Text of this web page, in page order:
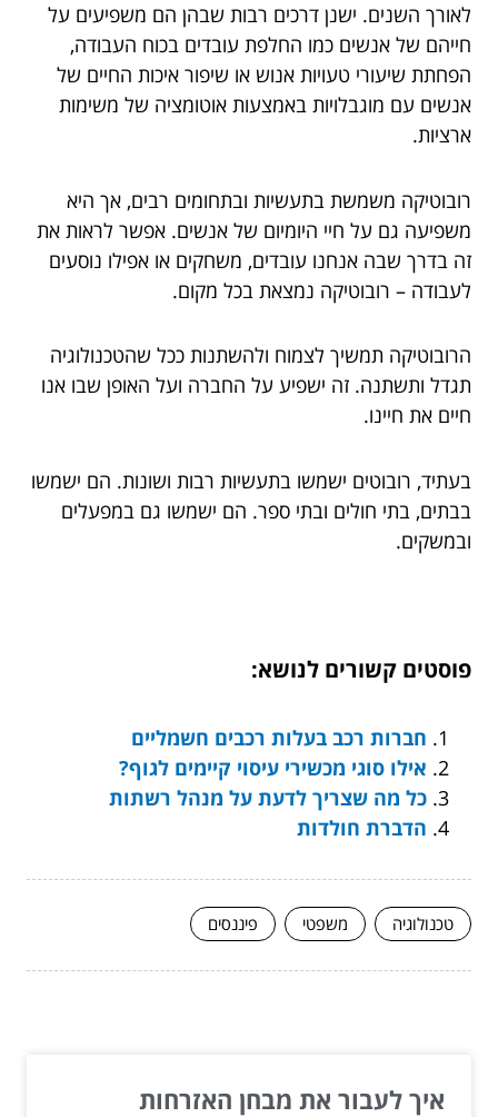
לאורך השנים. ישנן דרכים רבות שבהן הם משפיעים על
חייהם של אנשים כמו החלפת עובדים בכוח העבודה,
הפחתת שיעורי טעויות אנוש או שיפור איכות החיים של
אנשים עם מוגבלויות באמצעות אוטומציה של משימות
ארציות.
רובוטיקה משמשת בתעשיות ובתחומים רבים, אך היא
משפיעה גם על חיי היומיום של אנשים. אפשר לראות את
זה בדרך שבה אנחנו עובדים, משחקים או אפילו נוסעים
לעבודה – רובוטיקה נמצאת בכל מקום.
הרובוטיקה תמשיך לצמוח ולהשתנות ככל שהטכנולוגיה
תגדל ותשתנה. זה ישפיע על החברה ועל האופן שבו אנו
חיים את חיינו.
בעתיד, רובוטים ישמשו בתעשיות רבות ושונות. הם ישמשו
בבתים, בתי חולים ובתי ספר. הם ישמשו גם במפעלים
ובמשקים.
פוסטים קשורים לנושא:
חברות רכב בעלות רכבים חשמליים
אילו סוגי מכשירי עיסוי קיימים לגוף?
כל מה שצריך לדעת על מנהל רשתות
הדברת חולדות
טכנולוגיה משפטי פיננסים
איך לעבור את מבחן האזרחות